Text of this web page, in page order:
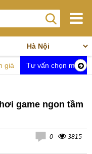
giá Tư vấn chọn mua
game ngon tầm
0 3815